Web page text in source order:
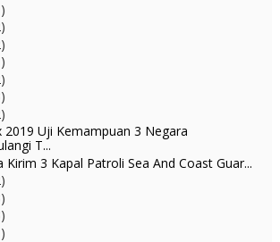
2019 Uji Kemampuan 3 Negara
T...
Kirim 3 Kapal Patroli Sea And Coast Guar...